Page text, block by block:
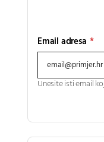
Email adresa *
Unesite isti email